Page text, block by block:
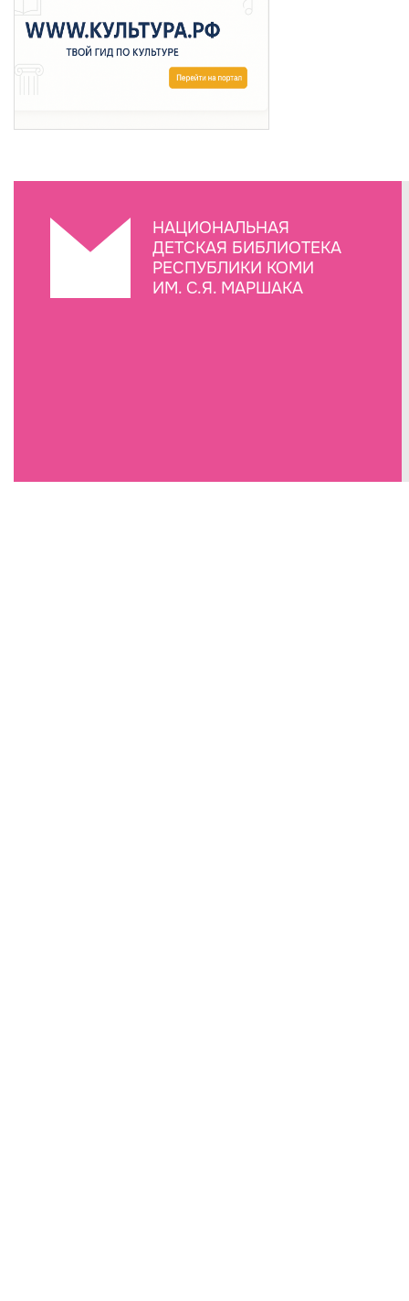
НАЦИОНАЛЬНАЯ
ДЕТСКАЯ БИБЛИОТЕКА
РЕСПУБЛИКИ КОМИ
ИМ. С.Я. МАРШАКА